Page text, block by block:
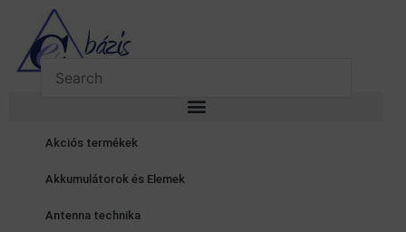
content
Akciós termékek
Akkumulátorok és Elemek
Antenna technika